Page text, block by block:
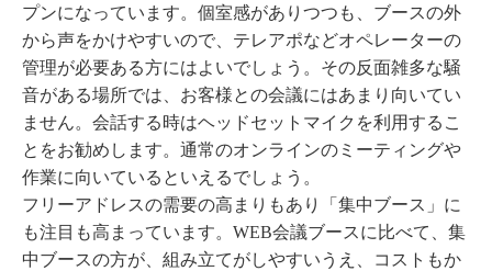
プンになっています。個室感がありつつも、ブースの外
から声をかけやすいので、テレアポなどオペレーターの
管理が必要ある方にはよいでしょう。その反面雑多な騒
音がある場所では、お客様との会議にはあまり向いてい
ません。会話する時はヘッドセットマイクを利用するこ
とをお勧めします。通常のオンラインのミーティングや
作業に向いているといえるでしょう。
フリーアドレスの需要の高まりもあり「集中ブース」に
も注目も高まっています。WEB会議ブースに比べて、集
中ブースの方が、組み立てがしやすいうえ、コストもか